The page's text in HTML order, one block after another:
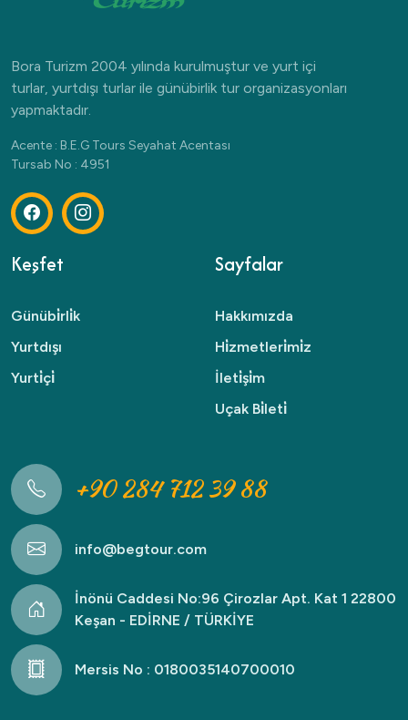
Bora Turizm 2004 yılında kurulmuştur ve yurt içi
turlar, yurtdışı turlar ile günübirlik tur organizasyonları
yapmaktadır.
Acente : B.E.G Tours Seyahat Acentası
Tursab No : 4951
Keşfet
Günübi̇rli̇k
Yurtdışı
Yurti̇çi̇
Sayfalar
Hakkımızda
Hi̇zmetleri̇mi̇z
İleti̇şi̇m
Uçak Bi̇leti̇
+90 284 712 39 88
info@begtour.com
İnönü Caddesi No:96 Çirozlar Apt. Kat 1 22800
Keşan - EDİRNE / TÜRKİYE
Mersis No : 0180035140700010